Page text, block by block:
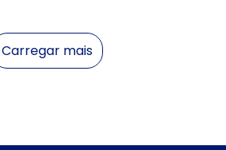
Carregar mais
produtos